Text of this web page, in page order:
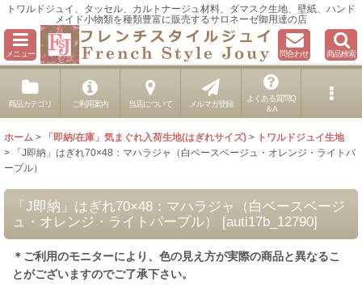
トワルドジュイ、タッセル、カルトナージュ材料、ダマスク生地、壁紙、ハンド
メイド小物類を種類豊富に販売するサロネーゼ御用達の店
メニュー 問合わせ 商品検索
商品カテゴリ ご利用案内 当店について メルマガ登録
よくある質問Q
＆A
ホーム > 「即納/在庫」気まぐれ入荷生地(はぎれサイズ) >
トワルドジュイ生地
>
「J即納」はぎれ70×48：マハラジャ（白ベースベージュ・オレンジ・ライトパ
ープル）
「J即納」はぎれ70×48：マハラジャ（白ベースベージ
ュ・オレンジ・ライトパープル）
[auti17b_12790]
＊ご利用のモニターにより、色の見え方が実際の商品と異なるこ
とがございますのでご了承下さい。